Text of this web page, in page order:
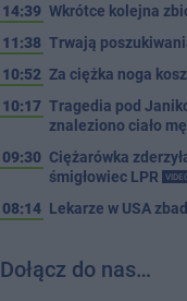
14:39 Wkrótce kolejna
11:38 Trwają
10:52 Za ciężka noga
10:17 Tragedia pod
znaleziono ciało
09:30 Ciężarówka
śmigłowiec LPR
08:14 Lekarze w USA
Dołącz do nas…